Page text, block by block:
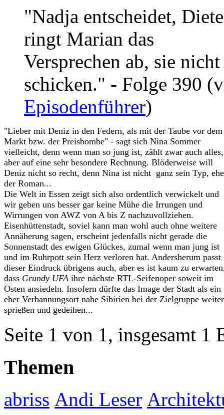
"Nadja entscheidet,
ringt Marian das
Versprechen ab, sie
schicken." - Folge 390
Episodenführer)
"Lieber mit Deniz in den Federn, als mit der Taube vor dem
Markt bzw. der Preisbombe" - sagt sich Nina Sommer
vielleicht, denn wenn man so jung ist, zählt zwar auch alles,
aber auf eine sehr besondere Rechnung. Blöderweise will
Deniz nicht so recht, denn Nina ist nicht ganz sein Typ,
der Roman...
Die Welt in Essen zeigt sich also ordentlich verwickelt und
wir geben uns besser gar keine Mühe die Irrungen und
Wirrungen von AWZ von A bis Z nachzuvollziehen.
Eisenhüttenstadt, soviel kann man wohl auch ohne weitere
Annäherung sagen, erscheint jedenfalls nicht gerade die
Sonnenstadt des ewigen Glückes, zumal wenn man jung ist
und im Ruhrpott sein Herz verloren hat. Andersherum passt
dieser Eindruck übrigens auch, aber es ist kaum zu
dass Grundy UFA ihre nächste RTL-Seifenoper soweit im
Osten ansiedeln. Insofern dürfte das Image der Stadt als ein
eher Verbannungsort nahe Sibirien bei der Zielgruppe weiter
sprießen und gedeihen...
Seite 1 von 1, insgesamt 1
Themen
abriss Andi Leser